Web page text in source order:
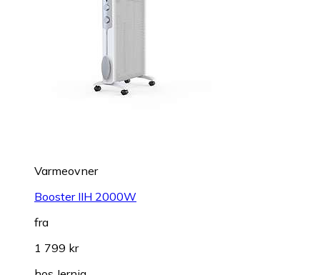
Varmeovner
Booster IIH 2000W
fra
1 799 kr